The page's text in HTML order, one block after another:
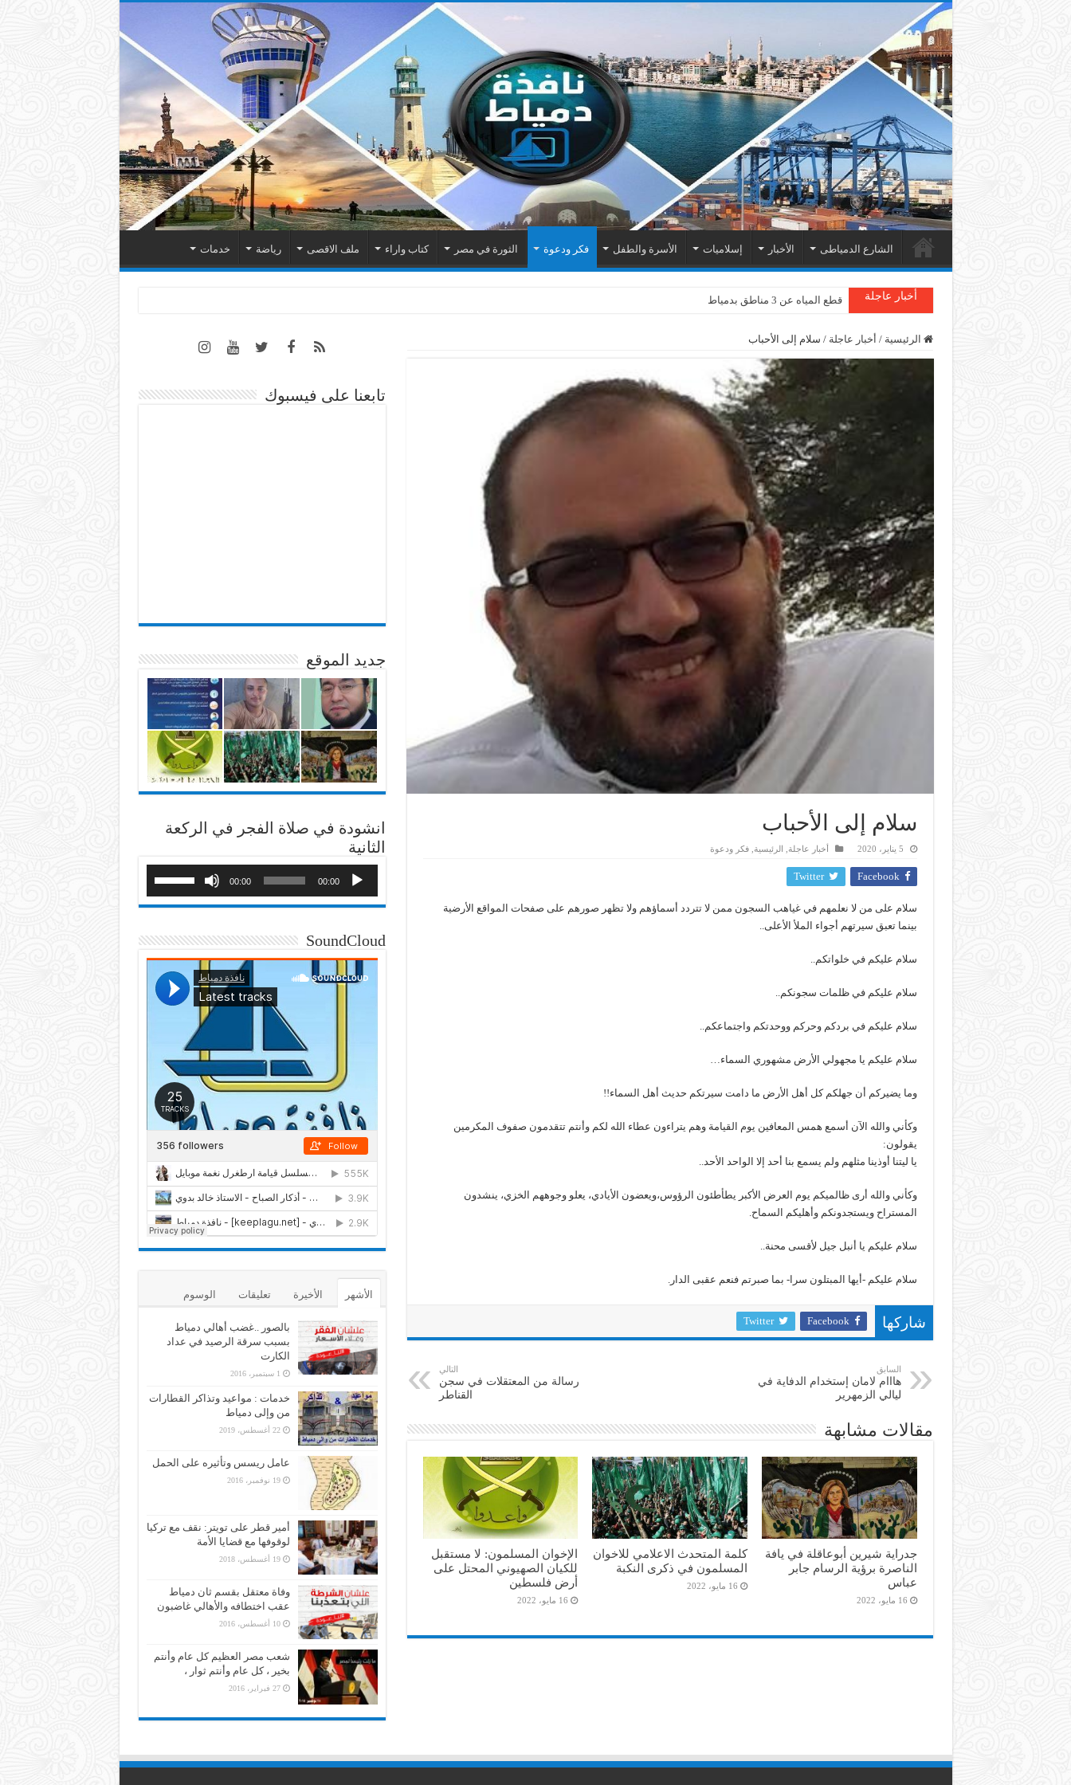
الشارع الدمياطى الأخبار إسلاميات الأسرة والطفل فكر ودعوة الثورة في مصر كتاب واراء ملف الاقصى رياضة خدمات
أخبار عاجلة قطع المياه عن 3 مناطق بدمياط
الرئيسية / أخبار عاجلة / سلام إلى الأحباب
سلام إلى الأحباب
5 يناير، 2020 أخبار عاجلة الرئيسية ,فكر ودعوة
Facebook
Twitter
سلام على من لا نعلمهم في غياهب السجون ممن لا تتردد أسماؤهم ولا تظهر صورهم على صفحات المواقع الأرضية
بينما تعبق سيرتهم أجواء الملأ الأعلى..
سلام عليكم في خلواتكم..
سلام عليكم في ظلمات سجونكم..
سلام عليكم في بردكم وحركم ووحدتكم واجتماعكم..
سلام عليكم يا مجهولي الأرض مشهوري السماء…
وما يضيركم أن جهلكم كل أهل الأرض ما دامت سيرتكم حديث أهل السماء!!
وكأني والله الآن أسمع همس المعافين يوم القيامة وهم يتراءون عطاء الله لكم وأنتم تتقدمون صفوف المكرمين
يقولون:
يا ليتنا أوذينا مثلهم ولم يسمع بنا أحد إلا الواحد الأحد..
وكأني والله أرى ظالميكم يوم العرض الأكبر يطأطئون الرؤوس،ويعضون الأيادي، يعلو وجوههم الخزي، ينشدون
المستراح ويستجدونكم وأهليكم السماح.
سلام عليكم يا أنبل جيل لأقسى محنة..
سلام عليكم -أيها المبتلون سرا- بما صبرتم فنعم عقبى الدار.
شاركها Facebook
Twitter
السابق
هااام لامان إستخدام الدفاية في
ليالي الزمهرير
التالي
رسالة من المعتقلات في سجن
القناطر
مقالات مشابهة
جدراية شيرين أبوعاقلة في يافة
الناصرة برؤية الرسام جابر
عباس
16 مايو، 2022
كلمة المتحدث الاعلامي للاخوان
المسلمون في ذكرى النكبة
16 مايو، 2022
الإخوان المسلمون: لا مستقبل
للكيان الصهيوني المحتل على
أرض فلسطين
16 مايو، 2022
تابعنا على فيسبوك
جديد الموقع
انشودة في صلاة الفجر في الركعة
الثانية
00:00
00:00
SoundCloud
الأشهر الأخيرة تعليقات الوسوم
بالصور ..غضب أهالي دمياط
بسبب سرقة الرصيد في عداد
الكارت
1 سبتمبر، 2016
خدمات : مواعيد وتذاكر القطارات
من وإلى دمياط
22 أغسطس، 2019
عامل ريسس وتأثيره على الحمل
19 نوفمبر، 2016
أمير قطر على تويتر: نقف مع تركيا
لوقوفها مع قضايا الأمة
19 أغسطس، 2018
وفاة معتقل بقسم ثان دمياط
عقب اختطافه والأهالي غاضبون
10 أغسطس، 2016
شعب مصر العظيم كل عام وأنتم
بخير ، كل عام وأنتم ثوار ،
27 فبراير، 2016